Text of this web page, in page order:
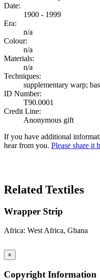
Date:
1900 - 1999
Era:
n/a
Colour:
n/a
Materials:
n/a
Techniques:
supplementary warp;
ID Number:
T90.0001
Credit Line:
Anonymous gift
If you have additional
hear from you. Please share it
Related Textiles
Wrapper Strip
Africa: West Africa, Ghana
×
Copyright Information